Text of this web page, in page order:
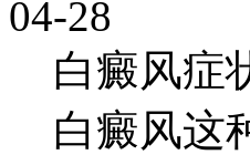
04-28
白癜风症
白癜风这